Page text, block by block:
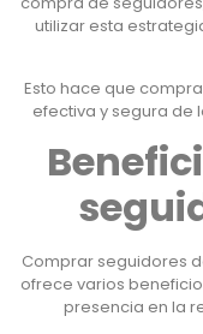
utilizar esta
Esto hace que
efectiva y segura de
Comprar seguidores
ofrece varios
presencia en la